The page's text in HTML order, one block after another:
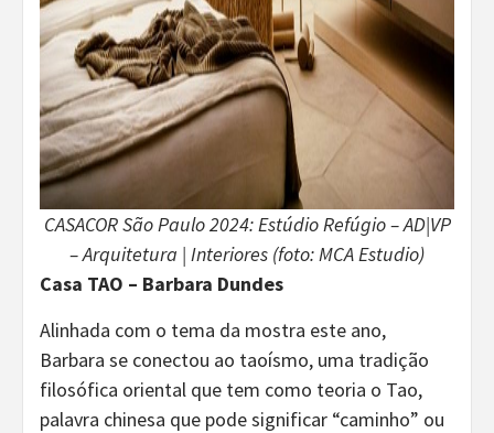
CASACOR São Paulo 2024: Estúdio Refúgio – AD|VP
– Arquitetura | Interiores (foto: MCA Estudio)
Casa TAO – Barbara Dundes
Alinhada com o tema da mostra este ano,
Barbara se conectou ao taoísmo, uma tradição
filosófica oriental que tem como teoria o Tao,
palavra chinesa que pode significar “caminho” ou